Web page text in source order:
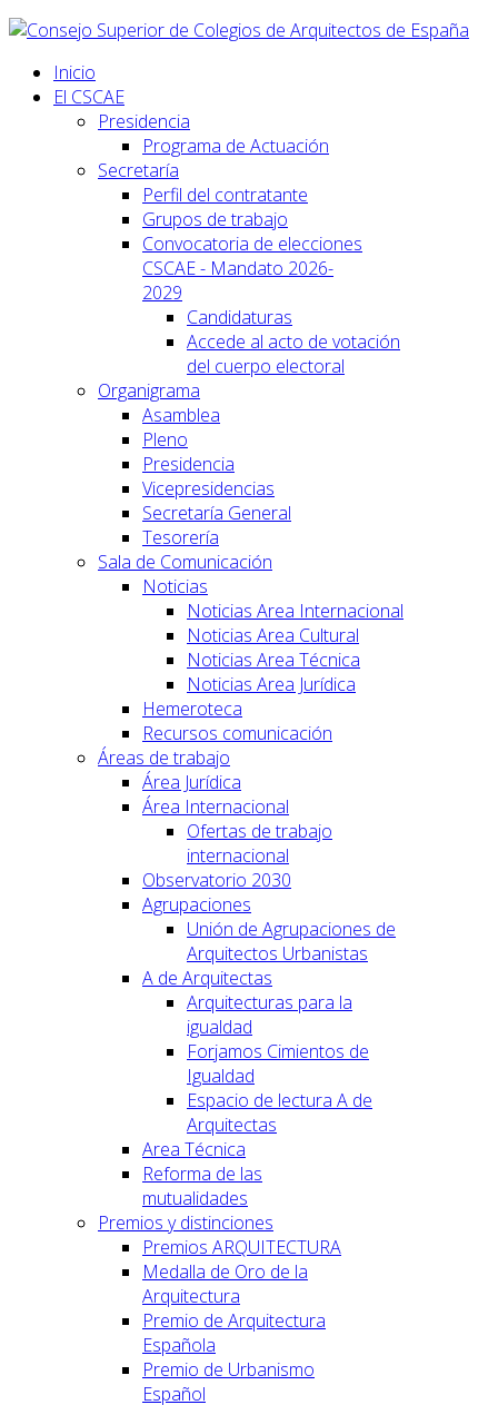
Inicio
El CSCAE
Presidencia
Programa de Actuación
Secretaría
Perfil del contratante
Grupos de trabajo
Convocatoria de elecciones
CSCAE - Mandato 2026-
2029
Candidaturas
Accede al acto de votación
del cuerpo electoral
Organigrama
Asamblea
Pleno
Presidencia
Vicepresidencias
Secretaría General
Tesorería
Sala de Comunicación
Noticias
Noticias Area Internacional
Noticias Area Cultural
Noticias Area Técnica
Noticias Area Jurídica
Hemeroteca
Recursos comunicación
Áreas de trabajo
Área Jurídica
Área Internacional
Ofertas de trabajo
internacional
Observatorio 2030
Agrupaciones
Unión de Agrupaciones de
Arquitectos Urbanistas
A de Arquitectas
Arquitecturas para la
igualdad
Forjamos Cimientos de
Igualdad
Espacio de lectura A de
Arquitectas
Area Técnica
Reforma de las
mutualidades
Premios y distinciones
Premios ARQUITECTURA
Medalla de Oro de la
Arquitectura
Premio de Arquitectura
Española
Premio de Urbanismo
Español